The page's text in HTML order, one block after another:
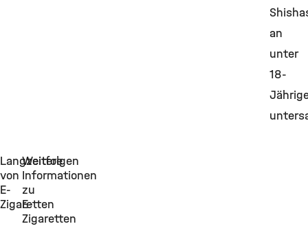
an
unter
18-
Langzeitfolgen
von
E-
Zigaretten
Weitere
Informationen
zu
E-
Zigaretten